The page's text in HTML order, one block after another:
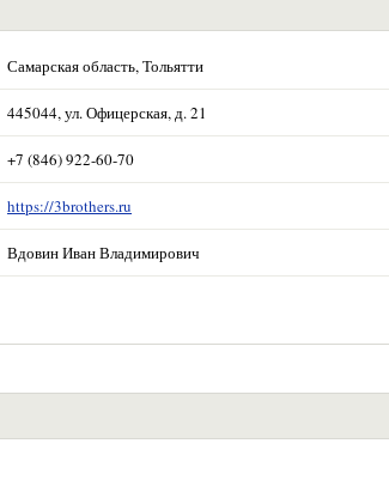
Самарская область, Тольятти
445044, ул. Офицерская, д. 21
+7 (846) 922-60-70
https://3brothers.ru
Вдовин Иван Владимирович